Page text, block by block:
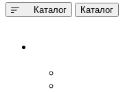
Каталог Каталог